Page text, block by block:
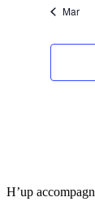
Mar
H’up